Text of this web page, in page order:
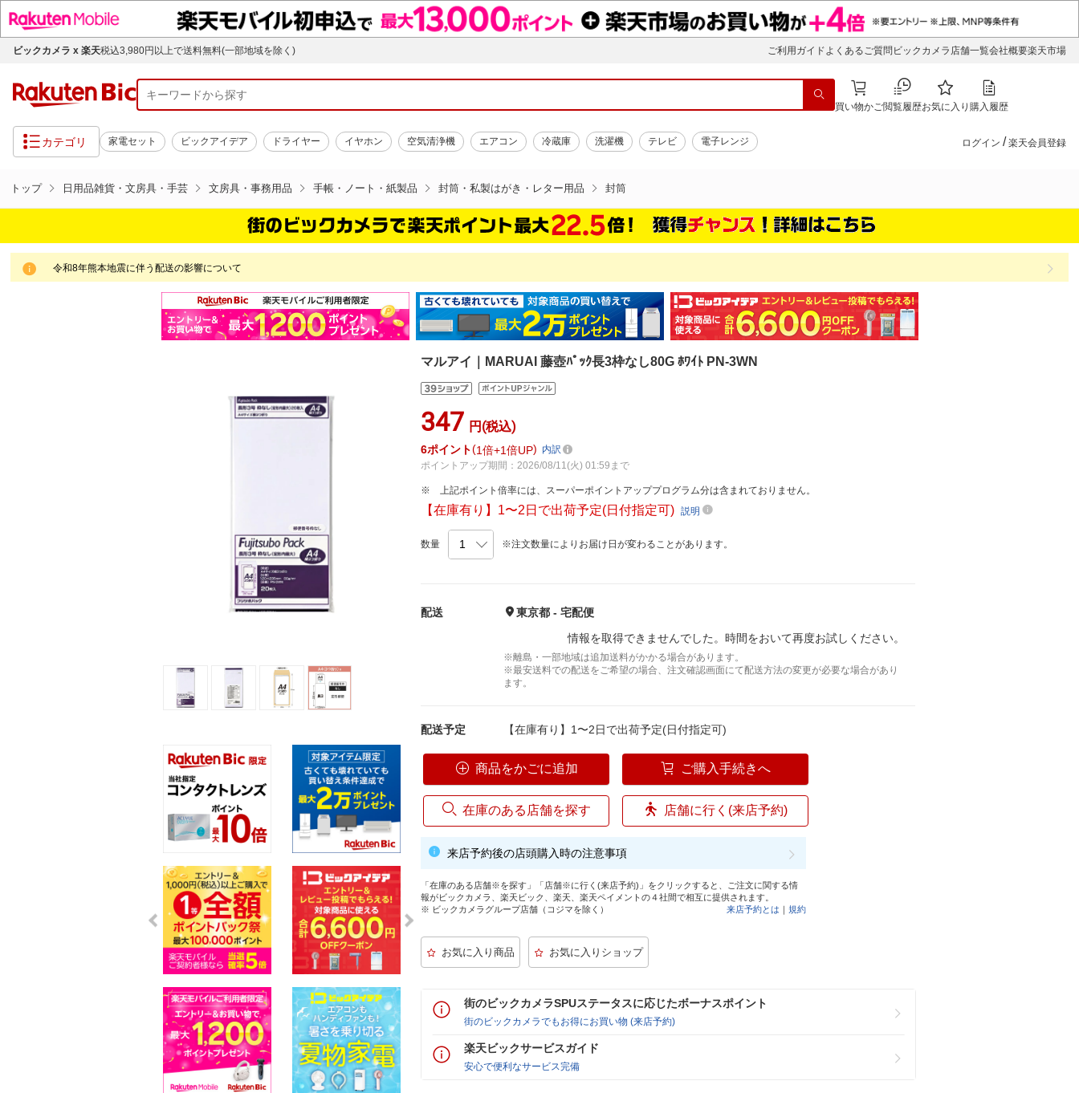
ビックカメラ x 楽天税込3,980円以上で送料無料(一部地域を除く) ご利用ガイド よくあるご質問 ビックカメラ店舗一覧会社概要楽天市場
買い物かご閲覧履歴お気に入り 購入履歴
カテゴリ 家電セット ビックアイデア ドライヤー イヤホン 空気清浄機 エアコン 冷蔵庫 洗濯機 テレビ 電子レンジ ログイン / 楽天会員登録
トップ 日用品雑貨・文房具・手芸 文房具・事務用品 手帳・ノート・紙製品 封筒・私製はがき・レター用品 封筒
令和8年熊本地震に伴う配送の影響について
マルアイ｜MARUAI 藤壺ﾊﾟｯｸ長3枠なし80G ﾎﾜｲﾄ PN-3WN
347 円(税込)
6ポイント 1倍 1倍UP
内訳
ポイントアップ期間：2026/08/11(火) 01:59まで
上記ポイント倍率には、スーパーポイントアッププログラム分は含まれておりません。
【在庫有り】1〜2日で出荷予定(日付指定可)説明
数量 ※注文数量によりお届け日が変わることがあります。
配送
東京都 - 宅配便
情報を取得できませんでした。時間をおいて再度お試しください。
※離島・一部地域は追加送料がかかる場合があります。
※最安送料での配送をご希望の場合、注文確認画面にて配送方法の変更が必要な場合があり
ます。
配送予定 【在庫有り】1〜2日で出荷予定(日付指定可)
商品をかごに追加 ご購入手続きへ
在庫のある店舗を探す 店舗に行く(来店予約)
来店予約後の店頭購入時の注意事項
「在庫のある店舗※を探す」「店舗※に行く(来店予約)」をクリックすると、ご注文に関する情
報がビックカメラ、楽天ビック、楽天、楽天ペイメントの４社間で相互に提供されます。
※ ビックカメラグループ店舗（コジマを除く）
来店予約とは ｜規約
街のビックカメラSPUステータスに応じたボーナスポイント
街のビックカメラでもお得にお買い物 (来店予約)
楽天ビックサービスガイド
安心で便利なサービス完備